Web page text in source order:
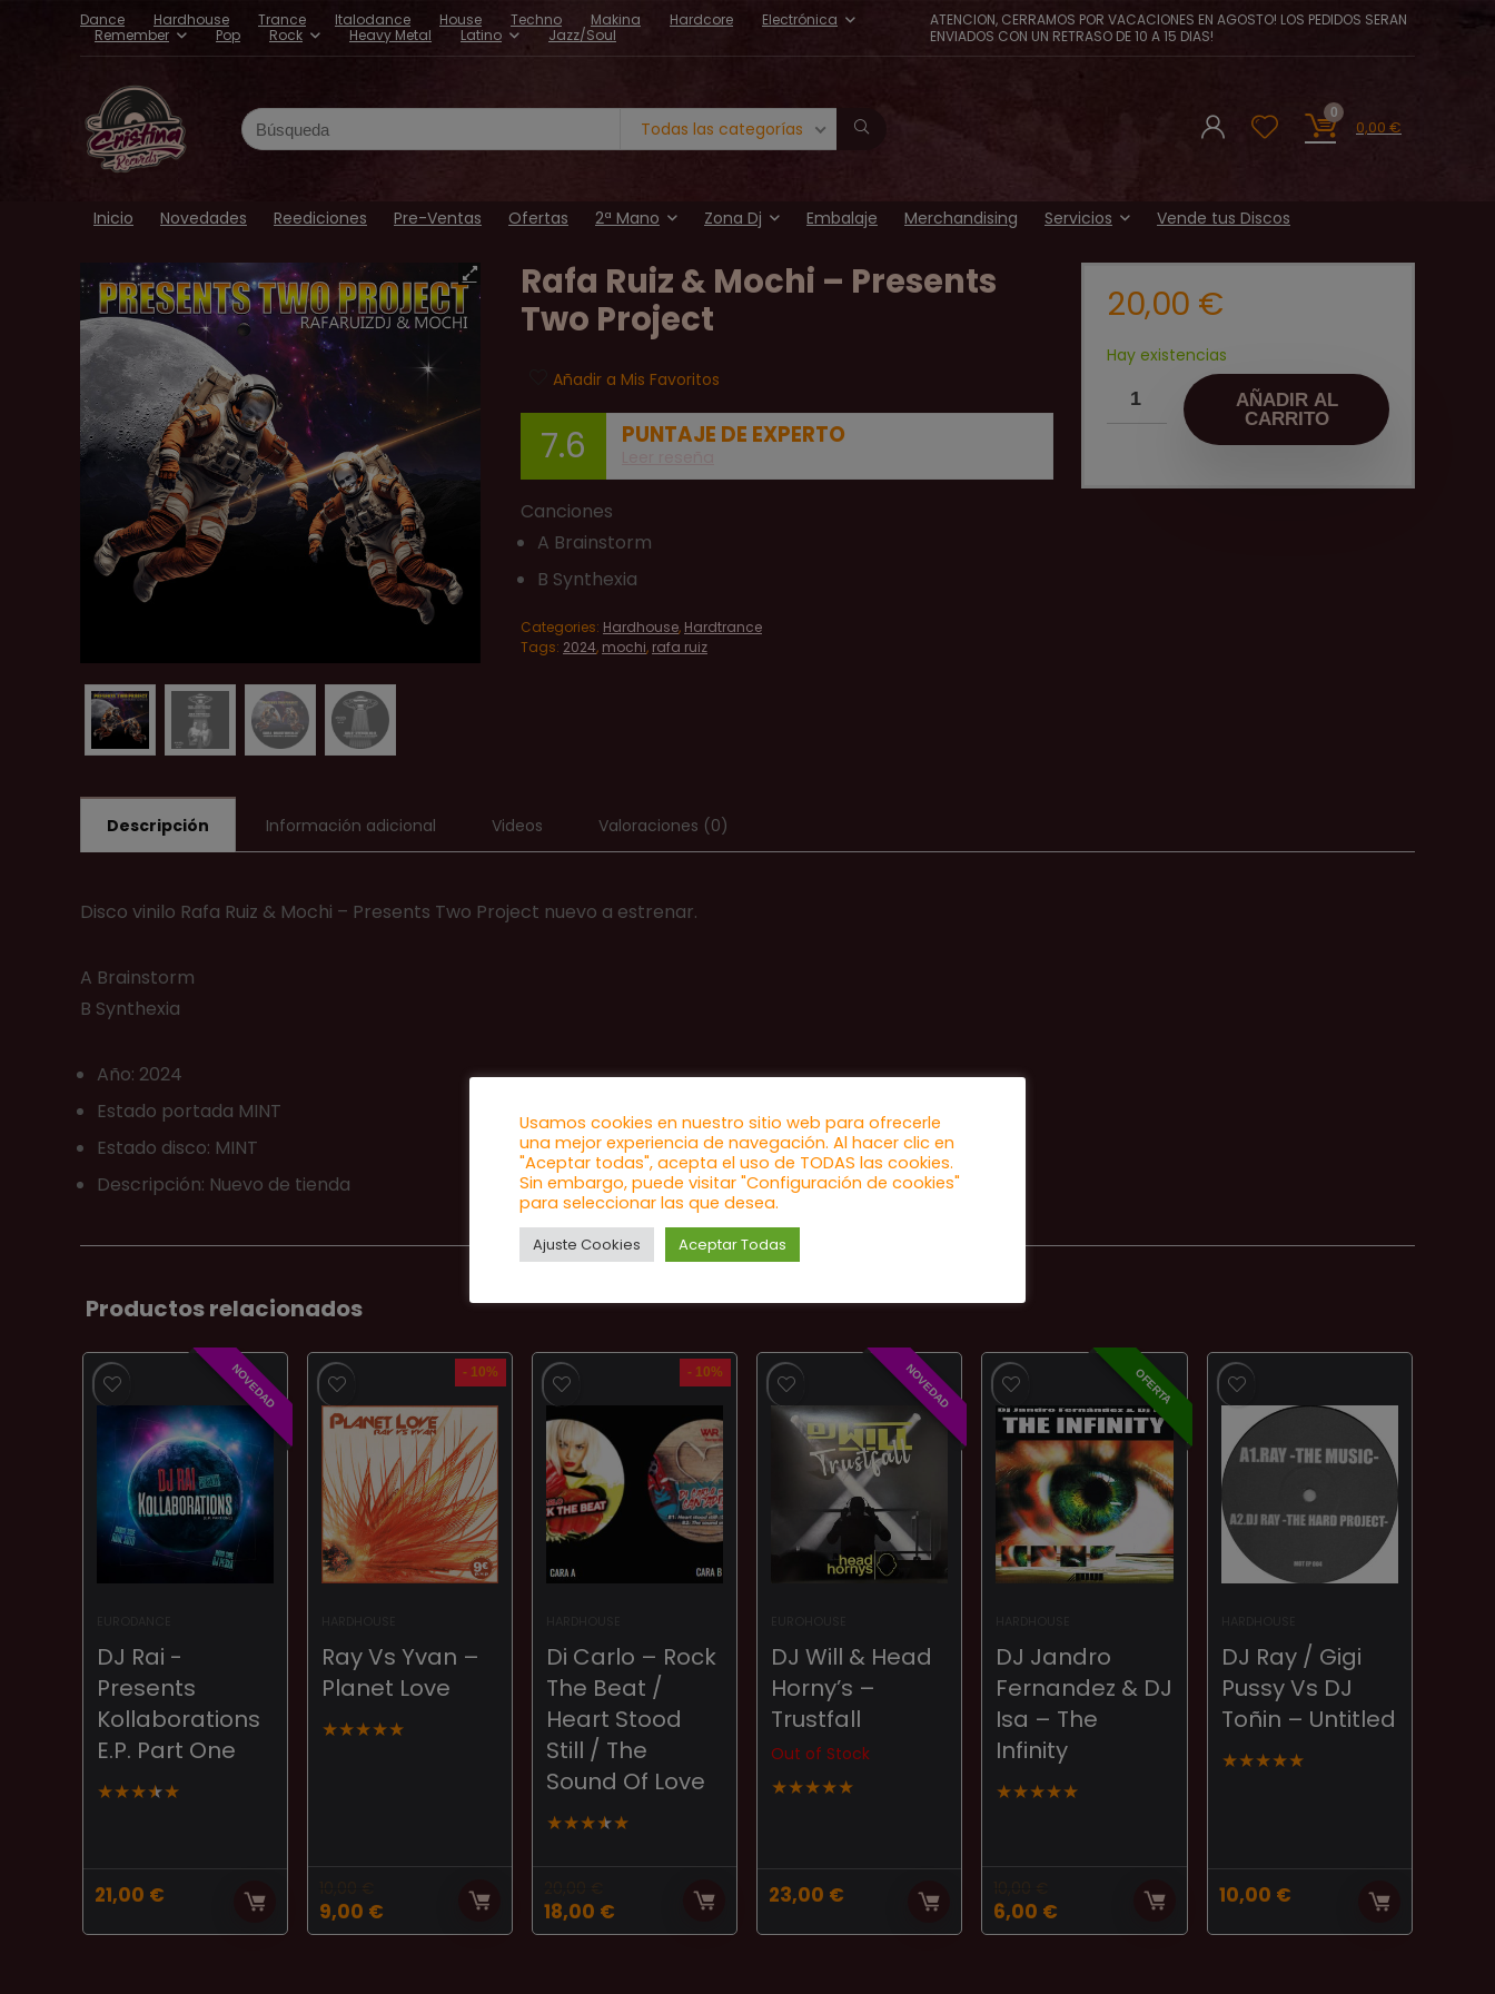
Dance Hardhouse Trance Italodance House Techno Makina Hardcore
Electrónica
Remember
Pop Rock Heavy Metal Latino Jazz/Soul
ATENCION, CERRAMOS POR VACACIONES EN AGOSTO! LOS PEDIDOS SERAN
ENVIADOS CON UN RETRASO DE 10 A 15 DIAS!
Search
for:
Todas las categorías
0
0,00 €
Inicio Novedades Reediciones Pre-Ventas Ofertas 2ª Mano Zona Dj Embalaje Merchandising Servicios Vende tus Discos
Rafa Ruiz & Mochi – Presents
Two Project
Añadir a Mis Favoritos
7.6 PUNTAJE DE EXPERTO
Canciones
A Brainstorm
B Synthexia
Categories: Hardhouse, Hardtrance
Tags: 2024, mochi, rafa ruiz
20,00 €
Hay existencias
AÑADIR AL
CARRITO
Descripción Información adicional Videos Valoraciones (0)
Disco vinilo Rafa Ruiz & Mochi – Presents Two Project nuevo a estrenar.
A Brainstorm
B Synthexia
Año: 2024
Estado portada MINT
Estado disco: MINT
Descripción: Nuevo de tienda
Productos relacionados
NOVEDAD
DJ Rai ‎-
Presents
Kollaborations
E.P. Part One
★★★★★
21,00 €
- 10%
Ray Vs Yvan ‎–
Planet Love
★★★★★
10,00 €
El
precio
9,00 €El
precio
- 10%
Di Carlo – Rock
The Beat /
Heart Stood
Still / The
Sound Of Love
★★★★★
20,00 €
El
precio
18,00 €El
precio
NOVEDAD
DJ Will & Head
Horny’s ‎–
Trustfall
Out of Stock
★★★★★
23,00 €
OFERTA
DJ Jandro
Fernandez & DJ
Isa ‎– The
Infinity
★★★★★
10,00 €
El
precio
6,00 €
precio
DJ Ray / Gigi
Pussy Vs DJ
Toñin ‎– Untitled
★★★★★
10,00 €
Usamos cookies en nuestro sitio web para ofrecerle
una mejor experiencia de navegación. Al hacer clic en
"Aceptar todas", acepta el uso de TODAS las cookies.
Sin embargo, puede visitar "Configuración de cookies"
para seleccionar las que desea.
Ajuste Cookies Aceptar Todas